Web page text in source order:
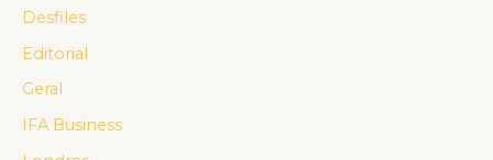
Desfiles
Editorial
Geral
IFA Business